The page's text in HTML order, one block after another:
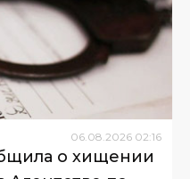
06.08.2026 02:16
о хищении